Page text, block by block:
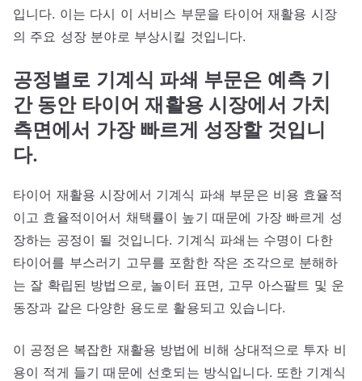
입니다. 이는 다시 이 서비스 부문을 타이어 재활용 시장
의 주요 성장 분야로 부상시킬 것입니다.
공정별로 기계식 파쇄 부문은 예측 기
간 동안 타이어 재활용 시장에서 가치
측면에서 가장 빠르게 성장할 것입니
다.
타이어 재활용 시장에서 기계식 파쇄 부문은 비용 효율적
이고 효율적이어서 채택률이 높기 때문에 가장 빠르게 성
장하는 공정이 될 것입니다. 기계식 파쇄는 수명이 다한
타이어를 부스러기 고무를 포함한 작은 조각으로 분해하
는 잘 확립된 방법으로, 놀이터 표면, 고무 아스팔트 및 운
동장과 같은 다양한 용도로 활용되고 있습니다.
이 공정은 복잡한 재활용 방법에 비해 상대적으로 투자 비
용이 적게 들기 때문에 선호되는 방식입니다. 또한 기계식